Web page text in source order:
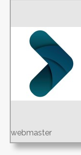
webmaster